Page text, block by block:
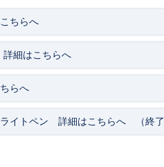
ちらへ
細はこちらへ
らへ
イトペン 詳細はこちらへ （終了